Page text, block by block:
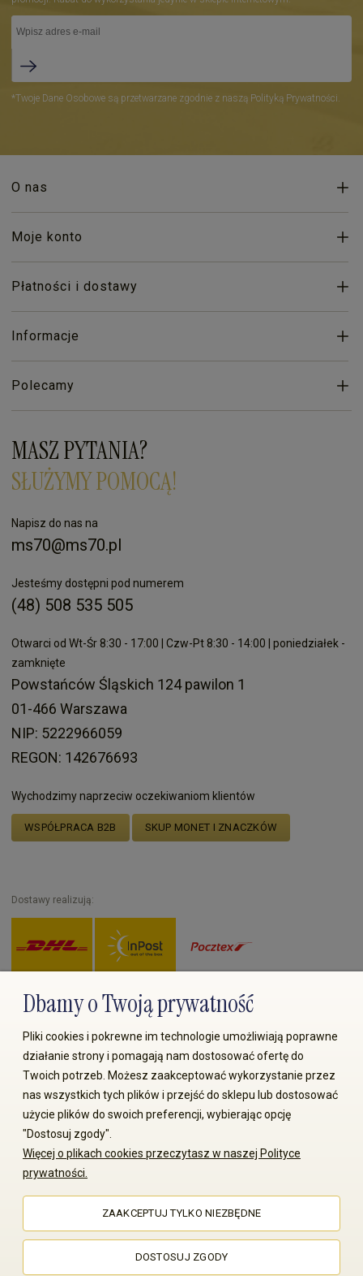
*Twoje Dane Osobowe są przetwarzane zgodnie z naszą Polityką Prywatności.
O nas
Moje konto
Płatności i dostawy
Informacje
Polecamy
MASZ PYTANIA?
SŁUŻYMY POMOCĄ!
Napisz do nas na
ms70@ms70.pl
Jesteśmy dostępni pod numerem
(48) 508 535 505
Otwarci od Wt-Śr 8:30 - 17:00 | Czw-Pt 8:30 - 14:00 | poniedziałek -
zamknięte
Powstańców Śląskich 124 pawilon 1
01-466 Warszawa
NIP: 5222966059
REGON: 142676693
Wychodzimy naprzeciw oczekiwaniom klientów
WSPÓŁPRACA B2B SKUP MONET I ZNACZKÓW
Dostawy realizują:
Zapłać przez:
© 2008-2026 MS70.pl / Ms70 Sp. z o.o. Wszelkie prawa
zastrzeżone. Kopiowanie treści i zdjęć bez zgody właściciela
Sklep internetowy Shoper Premium
Dbamy o Twoją prywatność
Pliki cookies i pokrewne im technologie umożliwiają poprawne
działanie strony i pomagają nam dostosować ofertę do
Twoich potrzeb. Możesz zaakceptować wykorzystanie przez
nas wszystkich tych plików i przejść do sklepu lub dostosować
użycie plików do swoich preferencji, wybierając opcję
"Dostosuj zgody".
Więcej o plikach cookies przeczytasz w naszej Polityce
prywatności.
ZAAKCEPTUJ TYLKO NIEZBĘDNE
DOSTOSUJ ZGODY